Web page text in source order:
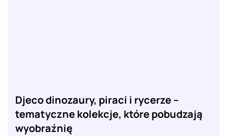
Djeco dinozaury, piraci i rycerze –
tematyczne kolekcje, które pobudzają
wyobraźnię